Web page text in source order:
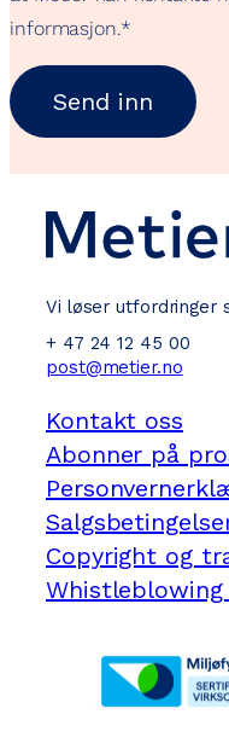
informasjon.*
Vi løser utfordringer
+ 47 24 12 45 00
post@metier.no
Kontakt oss
Abonner på
Copyright og
Whistleblowing